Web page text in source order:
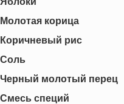
Молотая корица
Коричневый рис
Соль
Черный молотый перец
Смесь специй